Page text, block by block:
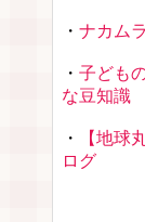
・ ナカム
・ 子ども
な豆知識
・
【地球
ログ